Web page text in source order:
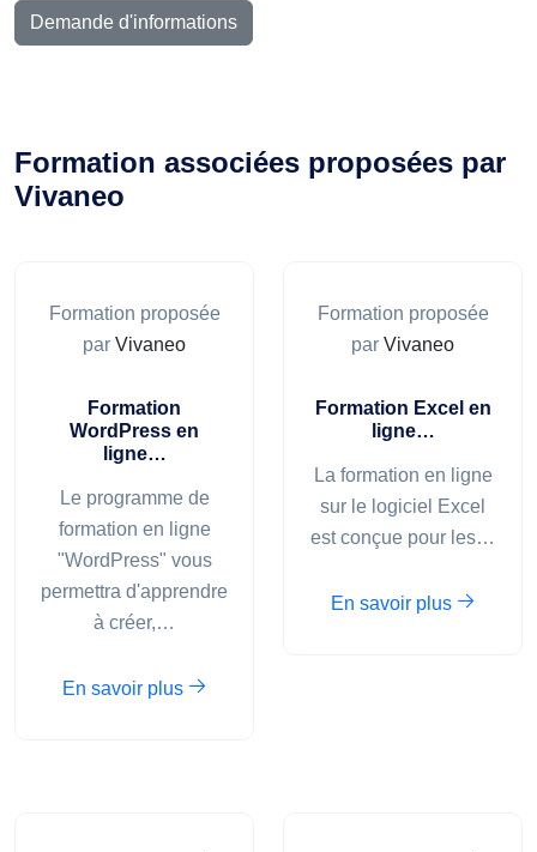
Demande d'informations
Formation associées proposées par
Vivaneo
Formation proposée
par Vivaneo
Formation
WordPress en
ligne…
Le programme de
formation en ligne
"WordPress" vous
permettra d'apprendre
à créer,…
En savoir plus
Formation proposée
par Vivaneo
Formation Excel en
ligne…
La formation en ligne
sur le logiciel Excel
est conçue pour les…
En savoir plus